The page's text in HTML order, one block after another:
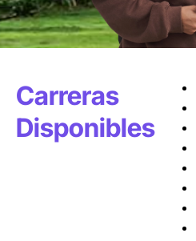
Carreras
Disponibles